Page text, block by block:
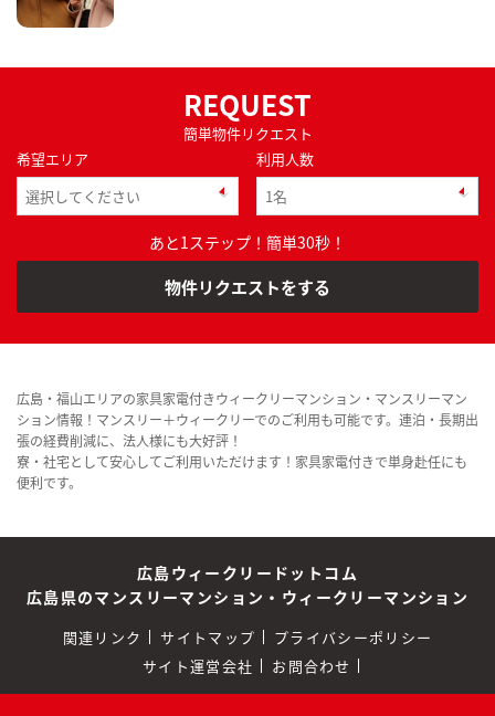
REQUEST
簡単物件リクエスト
希望エリア
利用人数
あと1ステップ！簡単30秒！
物件リクエストをする
広島・福山エリアの家具家電付きウィークリーマンション・マンスリーマン
ション情報！マンスリー＋ウィークリーでのご利用も可能です。連泊・長期出
張の経費削減に、法人様にも大好評！
寮・社宅として安心してご利用いただけます！家具家電付きで単身赴任にも
便利です。
広島ウィークリードットコム
広島県のマンスリーマンション・ウィークリーマンション
関連リンク サイトマップ
プライバシーポリシー
サイト運営会社
お問合わせ